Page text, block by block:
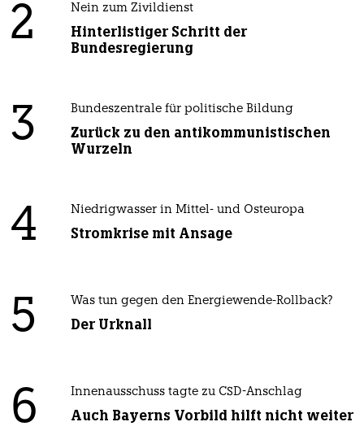
2 Nein zum Zivildienst
Hinterlistiger Schritt der
Bundesregierung
3 Bundeszentrale für politische Bildung
Zurück zu den antikommunistischen
Wurzeln
4 Niedrigwasser in Mittel- und Osteuropa
Stromkrise mit Ansage
5 Was tun gegen den Energiewende-Rollback?
Der Urknall
6 Innenausschuss tagte zu CSD-Anschlag
Auch Bayerns Vorbild hilft nicht weiter